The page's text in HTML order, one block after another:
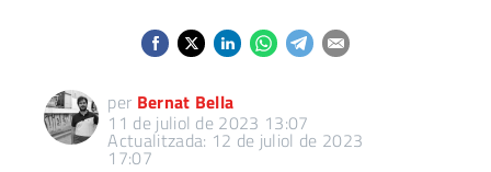
per Bernat Bella
11 de juliol de 2023 13:07
Actualitzada: 12 de juliol de 2023
17:07